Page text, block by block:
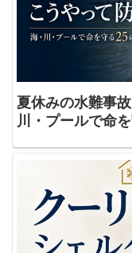
夏休みの水難事
川・プールで命